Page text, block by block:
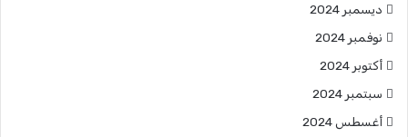
ديسمبر 2024
نوفمبر 2024
أكتوبر 2024
سبتمبر 2024
أغسطس 2024